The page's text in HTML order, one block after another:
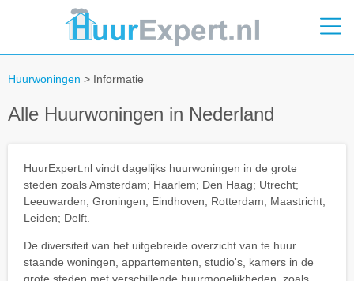
Huurwoningen > Informatie
Alle Huurwoningen in Nederland
HuurExpert.nl vindt dagelijks huurwoningen in de grote
steden zoals Amsterdam; Haarlem; Den Haag; Utrecht;
Leeuwarden; Groningen; Eindhoven; Rotterdam; Maastricht;
Leiden; Delft.
De diversiteit van het uitgebreide overzicht van te huur
staande woningen, appartementen, studio's, kamers in de